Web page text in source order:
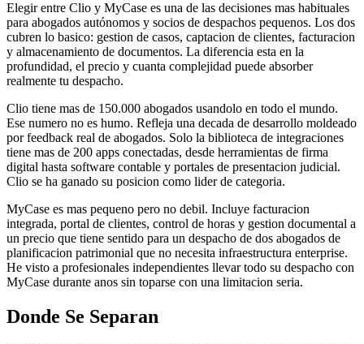
Elegir entre Clio y MyCase es una de las decisiones mas habituales
para abogados autónomos y socios de despachos pequenos. Los dos
cubren lo basico: gestion de casos, captacion de clientes, facturacion
y almacenamiento de documentos. La diferencia esta en la
profundidad, el precio y cuanta complejidad puede absorber
realmente tu despacho.
Clio tiene mas de 150.000 abogados usandolo en todo el mundo.
Ese numero no es humo. Refleja una decada de desarrollo moldeado
por feedback real de abogados. Solo la biblioteca de integraciones
tiene mas de 200 apps conectadas, desde herramientas de firma
digital hasta software contable y portales de presentacion judicial.
Clio se ha ganado su posicion como lider de categoria.
MyCase es mas pequeno pero no debil. Incluye facturacion
integrada, portal de clientes, control de horas y gestion documental a
un precio que tiene sentido para un despacho de dos abogados de
planificacion patrimonial que no necesita infraestructura enterprise.
He visto a profesionales independientes llevar todo su despacho con
MyCase durante anos sin toparse con una limitacion seria.
Donde Se Separan